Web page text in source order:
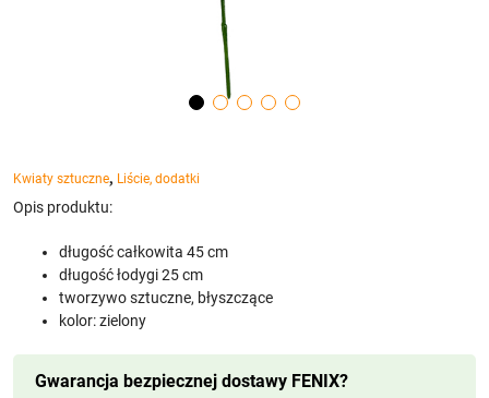
Kwiaty sztuczne, Liście, dodatki
Opis produktu:
długość całkowita 45 cm
długość łodygi 25 cm
tworzywo sztuczne, błyszczące
kolor: zielony
Gwarancja bezpiecznej dostawy FENIX?